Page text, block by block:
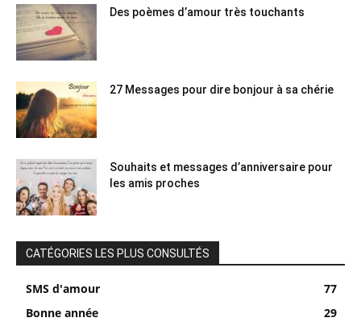
Des poèmes d’amour très touchants
27 Messages pour dire bonjour à sa chérie
Souhaits et messages d’anniversaire pour
les amis proches
CATÉGORIES LES PLUS CONSULTÉS
SMS d'amour
77
Bonne année
29